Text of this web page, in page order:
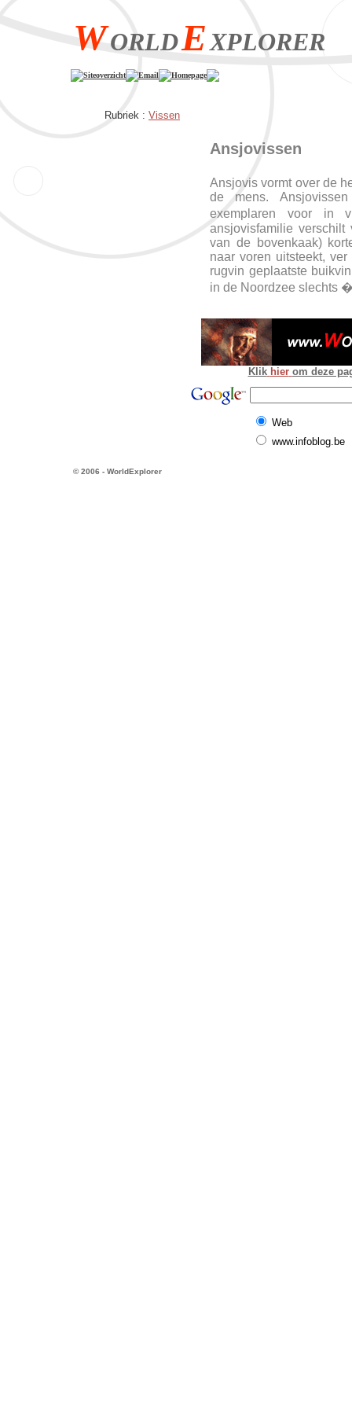
WORLDEXPLORER
Siteoverzicht Email Homepage
Rubriek : Vissen
Ansjovissen
Ansjovis vormt over de
de mens.
exemplaren voor in
ansjovisfamilie
van de bovenkaak)
naar voren uitsteekt,
rugvin geplaatste
in de Noordzee slechts
Klik hier om deze
Web
www.infoblog.be
© 2006 - WorldExplorer